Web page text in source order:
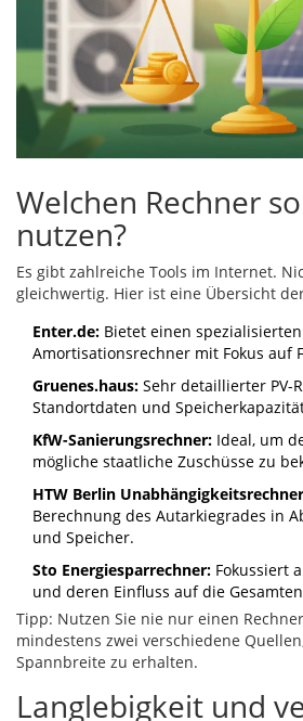
Welchen Rechner
nutzen?
Es gibt zahlreiche Tools im Internet.
gleichwertig. Hier ist eine Übersicht
Enter.de: Bietet einen
Amortisationsrechner mit Fokus auf
Gruenes.haus: Sehr detaillierter PV-
Standortdaten und
KfW-Sanierungsrechner: Ideal, um
mögliche staatliche Zuschüsse zu
HTW Berlin
Berechnung des Autarkiegrades in
und Speicher.
Sto Energiesparrechner: Fokussiert
und deren Einfluss auf die
Tipp: Nutzen Sie nie nur einen
mindestens zwei verschiedene
Spannbreite zu erhalten.
Langlebigkeit und